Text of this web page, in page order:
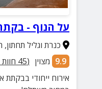
על הנוף -
כנרת וגליל תחתון,
9.9 מצוין (
45
אירוח ייחודי